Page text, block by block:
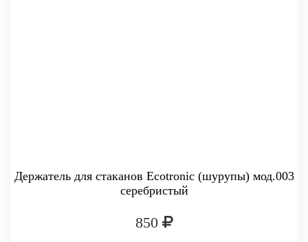
Держатель для стаканов Ecotronic (шурупы) мод.003
серебристый
850